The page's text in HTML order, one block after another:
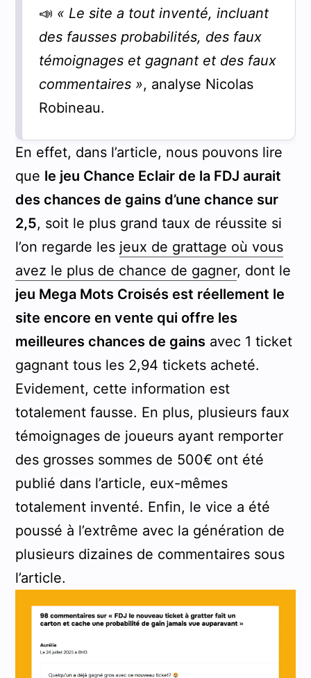
📣 « Le site a tout inventé, incluant
des fausses probabilités, des faux
témoignages et gagnant et des faux
commentaires », analyse Nicolas
Robineau.
En effet, dans l’article, nous pouvons lire
que le jeu Chance Eclair de la FDJ aurait
des chances de gains d’une chance sur
2,5, soit le plus grand taux de réussite si
l’on regarde les jeux de grattage où vous
avez le plus de chance de gagner, dont le
jeu Mega Mots Croisés est réellement le
site encore en vente qui offre les
meilleures chances de gainsavec 1 ticket
gagnant tous les 2,94 tickets acheté.
Evidement, cette information est
totalement fausse. En plus, plusieurs faux
témoignages de joueurs ayant remporter
des grosses sommes de 500€ ont été
publié dans l’article, eux-mêmes
totalement inventé. Enfin, le vice a été
poussé à l’extrême avec la génération de
plusieurs dizaines de commentaires sous
l’article.